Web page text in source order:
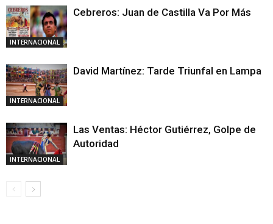
INTERNACIONAL
Cebreros: Juan de Castilla Va Por Más
INTERNACIONAL
David Martínez: Tarde Triunfal en Lampa
INTERNACIONAL
Las Ventas: Héctor Gutiérrez, Golpe de
Autoridad